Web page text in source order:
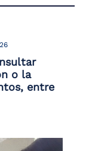
o la
entre